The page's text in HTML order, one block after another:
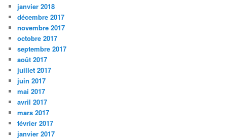
janvier 2018
décembre 2017
novembre 2017
octobre 2017
septembre 2017
août 2017
juillet 2017
juin 2017
mai 2017
avril 2017
mars 2017
février 2017
janvier 2017